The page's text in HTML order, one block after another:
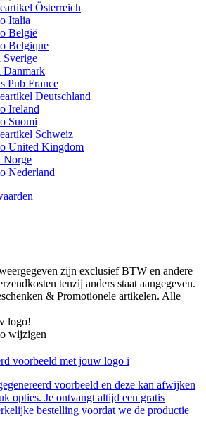
Österreich
Italia
België
Belgique
Pub France
Deutschland
Ireland
Suomi
Schweiz
United Kingdom
Norge
Nederland
zijn exclusief BTW en andere
tenzij anders staat aangegeven.
& Promotionele artikelen. Alle
logo!
wijzigen
voorbeeld met jouw logo i
voorbeeld en deze kan afwijken
opties. Je ontvangt altijd een gratis
bestelling voordat we de productie